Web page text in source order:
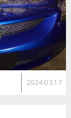
2024.03.17